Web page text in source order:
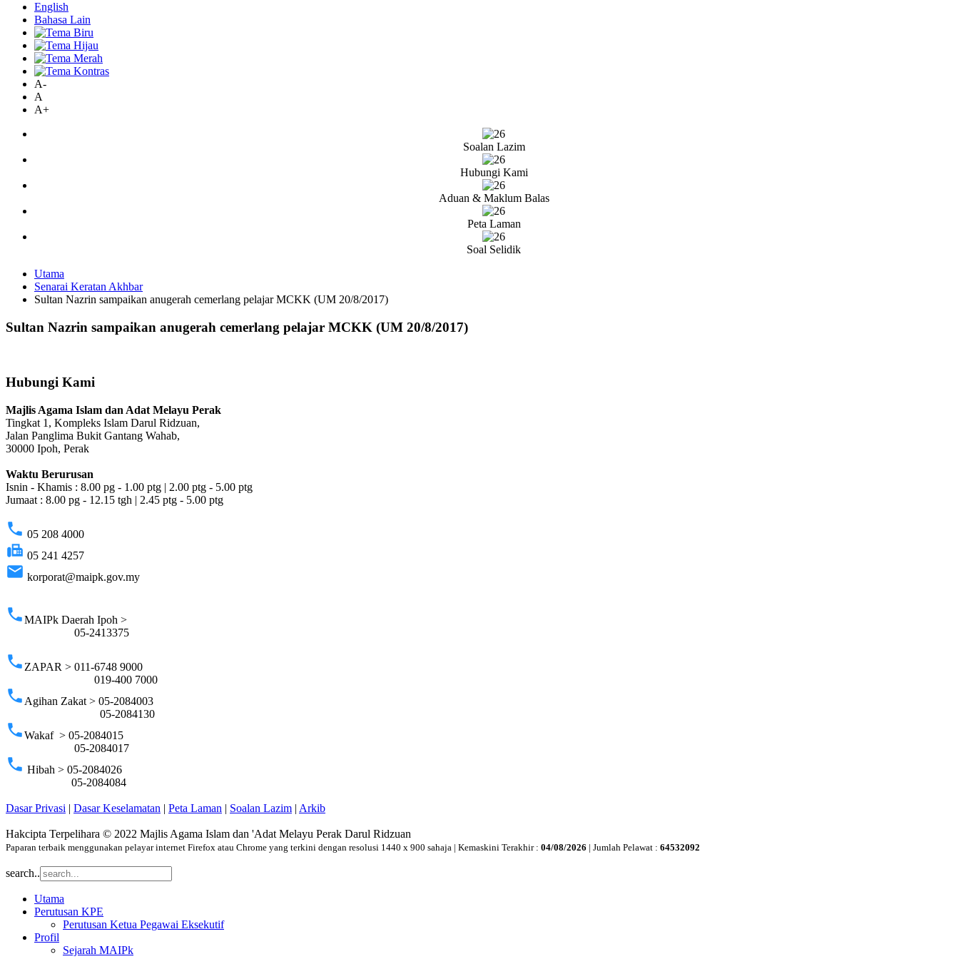
English
Bahasa Lain
A-
A
A+
Soalan Lazim
Hubungi Kami
Aduan & Maklum Balas
Peta Laman
Soal Selidik
Utama
Senarai Keratan Akhbar
Sultan Nazrin sampaikan anugerah cemerlang pelajar MCKK (UM 20/8/2017)
Sultan Nazrin sampaikan anugerah cemerlang pelajar MCKK (UM 20/8/2017)
Hubungi Kami
Majlis Agama Islam dan Adat Melayu Perak
Tingkat 1, Kompleks Islam Darul Ridzuan,
Jalan Panglima Bukit Gantang Wahab,
30000 Ipoh, Perak
Waktu Berurusan
Isnin - Khamis : 8.00 pg - 1.00 ptg | 2.00 ptg - 5.00 ptg
Jumaat : 8.00 pg - 12.15 tgh | 2.45 ptg - 5.00 ptg
phone 05 208 4000
fax 05 241 4257
email korporat@maipk.gov.my
phoneMAIPk Daerah Ipoh >
05-2413375
phone ZAPAR > 011-6748 9000
019-400 7000
phone Agihan Zakat > 05-2084003
05-2084130
phoneWakaf > 05-2084015
05-2084017
phone Hibah > 05-2084026
05-2084084
Dasar Privasi | Dasar Keselamatan | Peta Laman | Soalan Lazim | Arkib
Hakcipta Terpelihara © 2022 Majlis Agama Islam dan 'Adat Melayu Perak Darul Ridzuan
Paparan terbaik menggunakan pelayar internet Firefox atau Chrome yang terkini dengan resolusi 1440 x 900 sahaja | Kemaskini Terakhir : 04/08/2026 | Jumlah Pelawat : 64532092
search..
Utama
Perutusan KPE
Perutusan Ketua Pegawai Eksekutif
Profil
Sejarah MAIPk